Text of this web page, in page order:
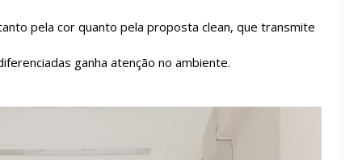
pela cor quanto pela proposta clean, que transmite
ganha atenção no ambiente.